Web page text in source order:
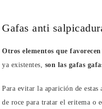
Gafas anti
Otros elementos que
ya existentes, son las gafas
Para evitar la aparición de
de roce para tratar el eritema o